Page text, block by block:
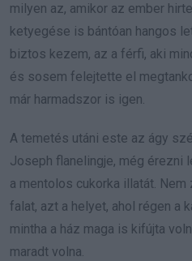
milyen az, amikor az ember
ketyegése is bántóan hangos
biztos kezem, az a férfi, aki
és sosem felejtette el
már harmadszor is igen.
A temetés utáni este az ágy
Joseph flanelingje, még érezni
a mentolos cukorka illatát. Nem
falat, azt a helyet, ahol régen a
mintha a ház maga is kifújta
maradt volna.